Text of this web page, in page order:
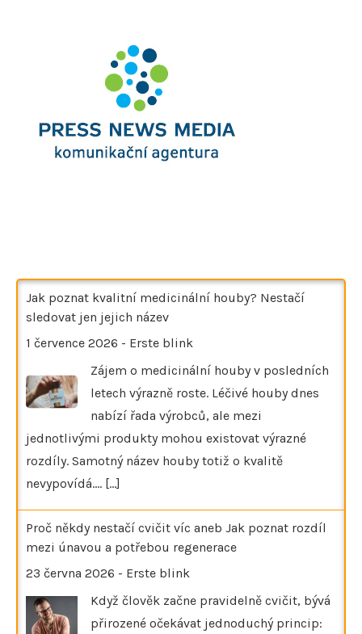
Jak poznat kvalitní medicinální houby? Nestačí
sledovat jen jejich název
1 července 2026 - Erste blink
Zájem o medicinální houby v posledních
letech výrazně roste. Léčivé houby dnes
nabízí řada výrobců, ale mezi
jednotlivými produkty mohou existovat výrazné
rozdíly. Samotný název houby totiž o kvalitě
nevypovídá.… [...]
Proč někdy nestačí cvičit víc aneb Jak poznat rozdíl
mezi únavou a potřebou regenerace
23 června 2026 - Erste blink
Když člověk začne pravidelně cvičit, bývá
přirozené očekávat jednoduchý princip: